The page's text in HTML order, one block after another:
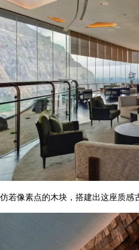
仿若像素点的木块，搭建出这座质感